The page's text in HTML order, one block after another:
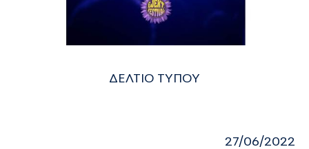
ΔΕΛΤΙΟ ΤΥΠΟΥ
27/06/2022